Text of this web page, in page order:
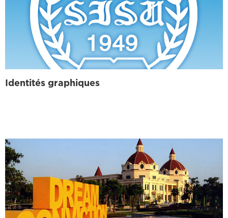
Identités graphiques